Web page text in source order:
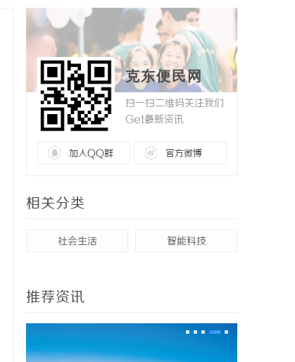
克东便民网
扫一扫二维码关注我们
Get最新资讯
加入QQ群 官方微博
相关分类
社会生活 智能科技
推荐资讯